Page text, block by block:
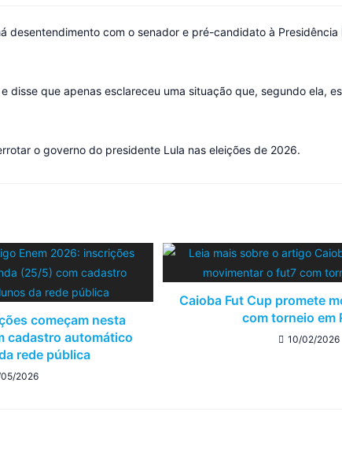
com o senador e pré-candidato à Presidência
disse que apenas esclareceu uma situação que, segundo ela,
o governo do presidente Lula nas eleições de 2026.
começam nesta
cadastro automático
rede pública
2026
Caioba Fut Cup promete
com torneio em
10/02/2026